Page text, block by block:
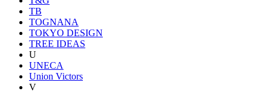
TB
TOGNANA
TOKYO DESIGN
TREE IDEAS
U
UNECA
Union Victors
V